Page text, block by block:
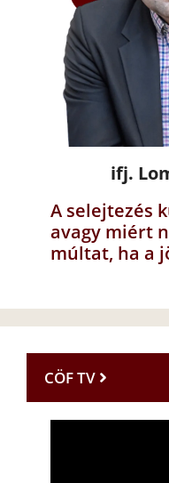
ifj.
A selejtezés
avagy miért
múltat, ha a
CÖF TV